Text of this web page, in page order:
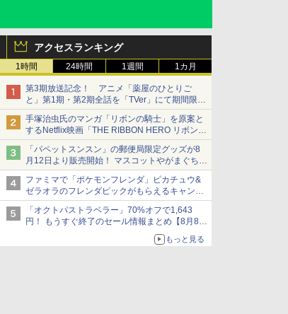
アクセスランキング
1時間 24時間 1週間 1カ月
第3期放送記念！ アニメ「薬屋のひとりご
と」第1期・第2期全話を「TVer」にて期間限定
で順次無料配信開始
手塚治虫氏のマンガ「リボンの騎士」を原案と
するNetflix映画「THE RIBBON HERO リボンヒ
ーロー」本日配信開始
「パペットスンスン」の郵便局限定グッズが8
月12日より販売開始！ マスコットやがまぐち、
レターセットなどが登場
ファミマで「ポケモンフレンダ」ピカチュウ&
ゼラオラのフレンダピックがもらえるキャンペ
ーン開催！
「オクトパストラベラー」70%オフで1,643
円！ もうすぐ終了のセール情報まとめ【8月8日
ニンテンドーeショップでは「大神 絶景版」が
もっと見る